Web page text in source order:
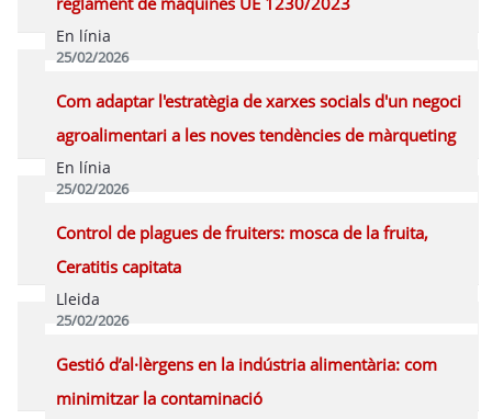
En línia
25/02/2026
Programa
Com adaptar l'estratègia de xarxes socials d'un negoci
agroalimentari a les noves tendències de màrqueting
En línia
25/02/2026
Programa
Control de plagues de fruiters: mosca de la fruita,
Ceratitis capitata
Lleida
25/02/2026
Programa
Gestió d’al·lèrgens en la indústria alimentària: com
minimitzar la contaminació